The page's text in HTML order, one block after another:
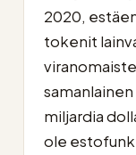
2020,
tokenit
miljardia
ole